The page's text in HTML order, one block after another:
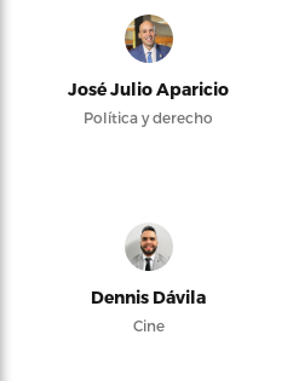
José Julio Aparicio
Política y derecho
Dennis Dávila
Cine